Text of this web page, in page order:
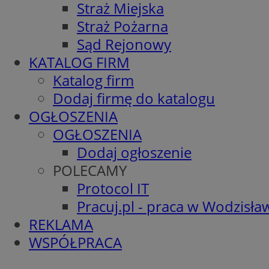
Straż Miejska
Straż Pożarna
Sąd Rejonowy
KATALOG FIRM
Katalog firm
Dodaj firmę do katalogu
OGŁOSZENIA
OGŁOSZENIA
Dodaj ogłoszenie
POLECAMY
Protocol IT
Pracuj.pl - praca w
REKLAMA
WSPÓŁPRACA